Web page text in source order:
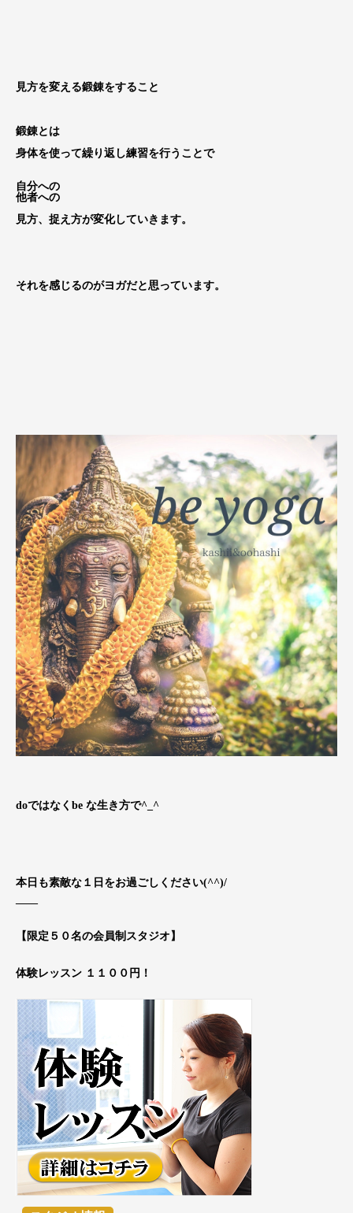
見方を変える鍛錬をすること
鍛錬とは
身体を使って繰り返し練習を行うことで
自分への
他者への
見方、捉え方が変化していきます。
それを感じるのがヨガだと思っています。
doではなくbe な生き方で^_^
本日も素敵な１日をお過ごしください(^^)/
【限定５０名の会員制スタジオ】
体験レッスン １１００円！